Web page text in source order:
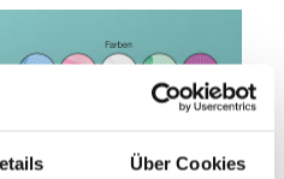
Über Cookies